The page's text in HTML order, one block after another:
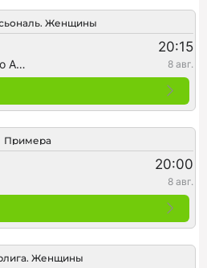
Женщины
20:15
Универсидад Сан Антонио Абад (ж) 8 авг.
Примера
20:00
8 авг.
Женщины